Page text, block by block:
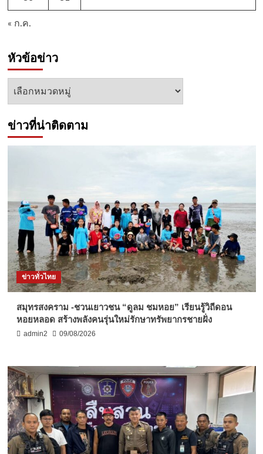
« ก.ค.
หัวข้อข่าว
หัวข้อ
ข่าวที่น่าติดตาม
ข่าวทั่วไทย
สมุทรสงคราม -ชวนเยาวชน “ดูลม ชมหอย” เรียนรู้วิถีดอน
หอยหลอด สร้างพลังคนรุ่นใหม่รักษาทรัพยากรชายฝั่ง
admin2 09/08/2026